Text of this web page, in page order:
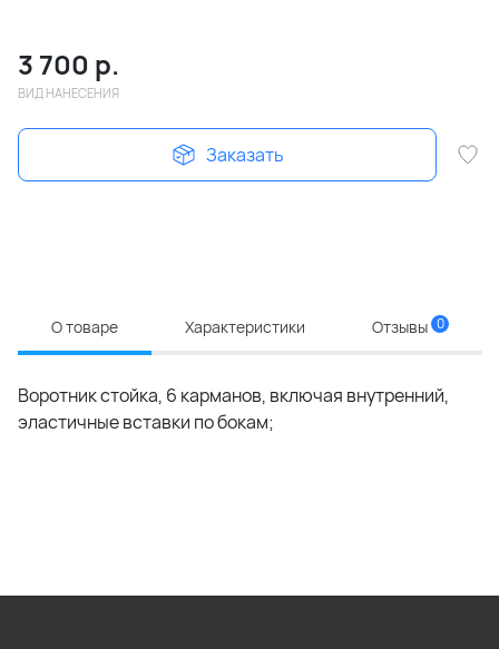
3 700 р.
ВИД НАНЕСЕНИЯ
Заказать
О товаре Характеристики Отзывы 0
Воротник стойка, 6 карманов, включая внутренний,
эластичные вставки по бокам;